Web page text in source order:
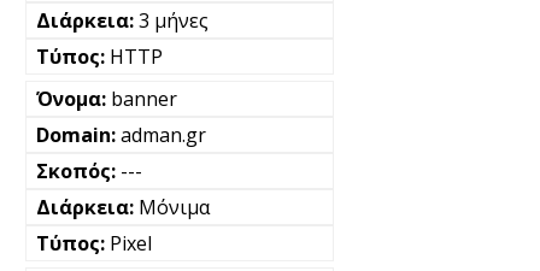
3 μήνες
HTTP
banner
adman.gr
---
Μόνιμα
Pixel